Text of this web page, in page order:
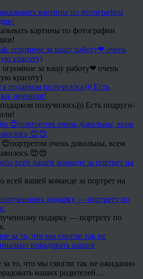
картины по фотографии
огромное за вашу работу❤ очень
красоту)
получилось))) Есть подруги-
очень довольны, всем
😍😍
всей вашей команде за портрет на
подарку — портрету по
то, что мы смогли так не ожиданно
наших родителей…